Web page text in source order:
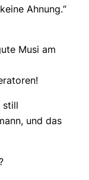
Ahnung.“
Musi am
still
und das